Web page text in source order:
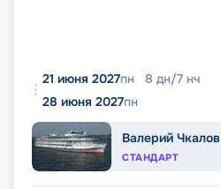
21 июня 2027пн 8 дн/7 нч
28 июня 2027пн
Валерий Чкалов
СТАНДАРТ